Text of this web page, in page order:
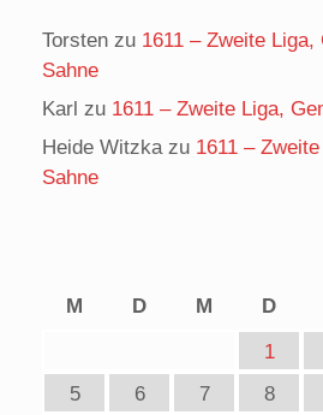
Torsten zu 1611 – Zweite Liga,
Sahne
Karl zu 1611 – Zweite Liga,
Heide Witzkazu 1611 –
Sahne
M
D M D
1
5
6 7 8